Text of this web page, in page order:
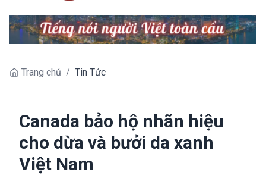
Trang chủ / Tin Tức
Canada bảo hộ nhãn hiệu
cho dừa và bưởi da xanh
Việt Nam